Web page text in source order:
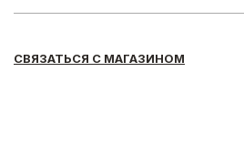
СВЯЗАТЬСЯ С МАГАЗИНОМ